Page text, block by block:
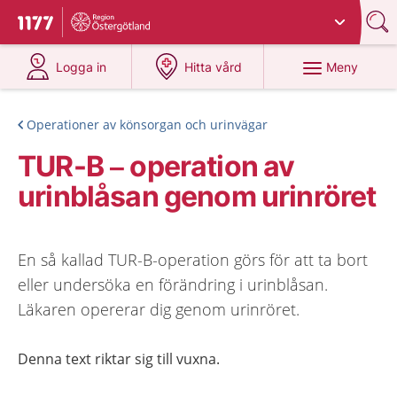
Till startsidan för 1177
Du har valt region
Logga in
på 1177.se
Hitta vård
på 1177.se
Meny
Operationer av könsorgan och urinvägar
TUR-B – operation av
urinblåsan genom urinröret
En så kallad TUR-B-operation görs för att ta bort
eller undersöka en förändring i urinblåsan.
Läkaren opererar dig genom urinröret.
Denna text riktar sig till vuxna.